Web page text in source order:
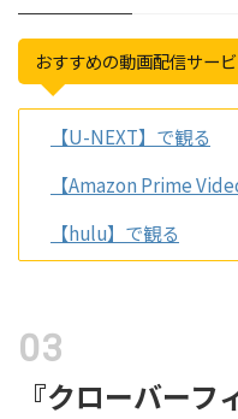
おすすめの動画配信サー
【U-NEXT】で観る
【Amazon Prime
【hulu】で観る
『クローバーフ